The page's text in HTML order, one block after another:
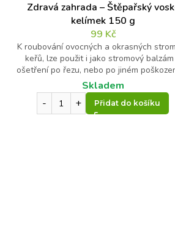
Zdravá zahrada – Štěpařský
kelímek 150 g
99 Kč
K roubování ovocných a okrasných
keřů, lze použit i jako stromový
ošetření po řezu, nebo po jiném
Skladem
Přidat do košíku